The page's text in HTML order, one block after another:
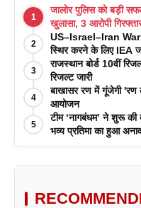
1
जालोर पुलिस को बड़ी
खुलासा, 3 आरोपी
2
US–Israel–Iran War
स्थिर करने के लिए IEA
3
राजस्थान बोर्ड 10वीं
रिजल्ट जारी
4
बाखासर रण में गूंजेगी 'रण
आयोजन
5
टीम ‘नागबंधम’ ने शुरू की
भव्य प्रतिमा का हुआ